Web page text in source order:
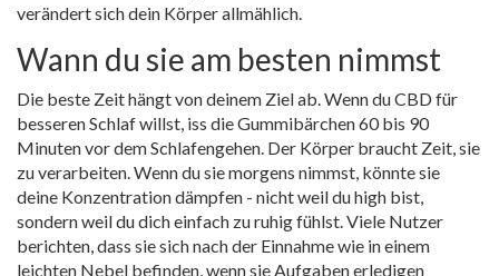
verändert sich dein Körper allmählich.
Wann du sie am besten nimmst
Die beste Zeit hängt von deinem Ziel ab. Wenn du CBD für
besseren Schlaf willst, iss die Gummibärchen 60 bis 90
Minuten vor dem Schlafengehen. Der Körper braucht Zeit, sie
zu verarbeiten. Wenn du sie morgens nimmst, könnte sie
deine Konzentration dämpfen - nicht weil du high bist,
sondern weil du dich einfach zu ruhig fühlst. Viele Nutzer
berichten, dass sie sich nach der Einnahme wie in einem
leichten Nebel befinden, wenn sie Aufgaben erledigen